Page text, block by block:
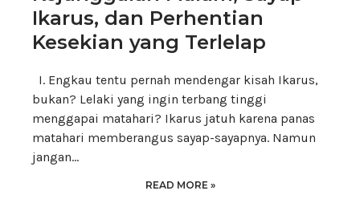
Ikarus, dan Perhentian
Kesekian yang Terlelap
I. Engkau tentu pernah mendengar kisah Ikarus,
bukan? Lelaki yang ingin terbang tinggi
menggapai matahari? Ikarus jatuh karena panas
matahari memberangus sayap-sayapnya. Namun
jangan…
READ MORE »